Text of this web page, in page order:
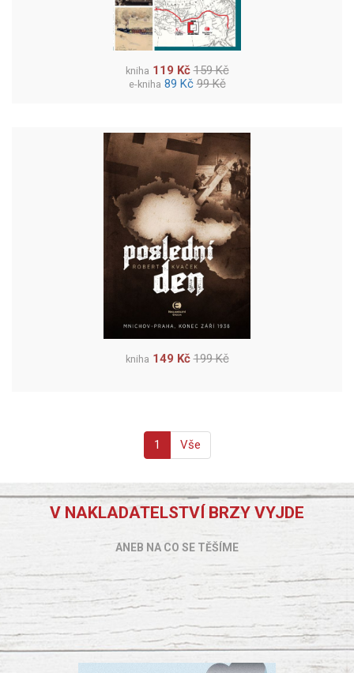
kniha 119 Kč 159 Kč
e-kniha 89 Kč 99 Kč
kniha 149 Kč 199 Kč
1 Vše
V NAKLADATELSTVÍ BRZY VYJDE
ANEB NA CO SE TĚŠÍME